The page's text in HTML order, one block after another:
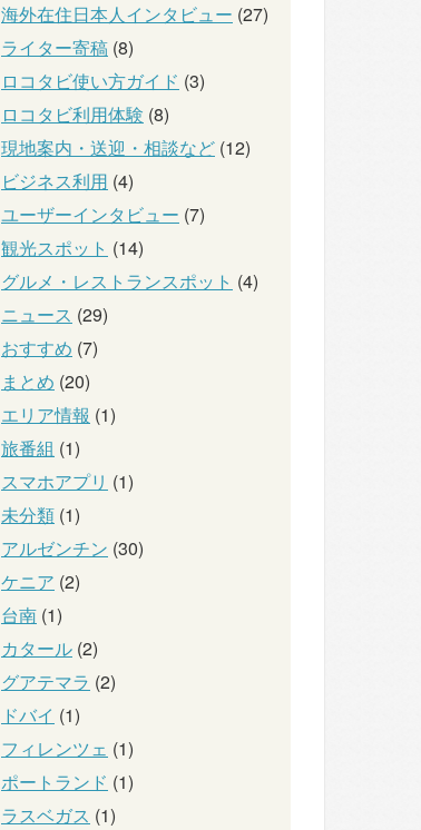
海外在住日本人インタビュー (27)
ライター寄稿 (8)
ロコタビ使い方ガイド (3)
ロコタビ利用体験 (8)
現地案内・送迎・相談など (12)
ビジネス利用 (4)
ユーザーインタビュー (7)
観光スポット (14)
グルメ・レストランスポット (4)
ニュース (29)
おすすめ (7)
まとめ (20)
エリア情報 (1)
旅番組 (1)
スマホアプリ (1)
未分類 (1)
アルゼンチン (30)
ケニア (2)
台南 (1)
カタール (2)
グアテマラ (2)
ドバイ (1)
フィレンツェ (1)
ポートランド (1)
ラスベガス (1)